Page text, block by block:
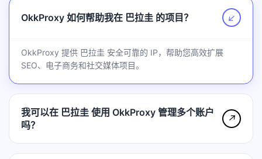
OkkProxy 如何帮助我在 巴拉圭 的项目？ ↗
OkkProxy 提供 巴拉圭 安全可靠的 IP，帮助您高效扩展
SEO、电子商务和社交媒体项目。
我可以在 巴拉圭 使用 OkkProxy 管理多个账户
吗？
↗